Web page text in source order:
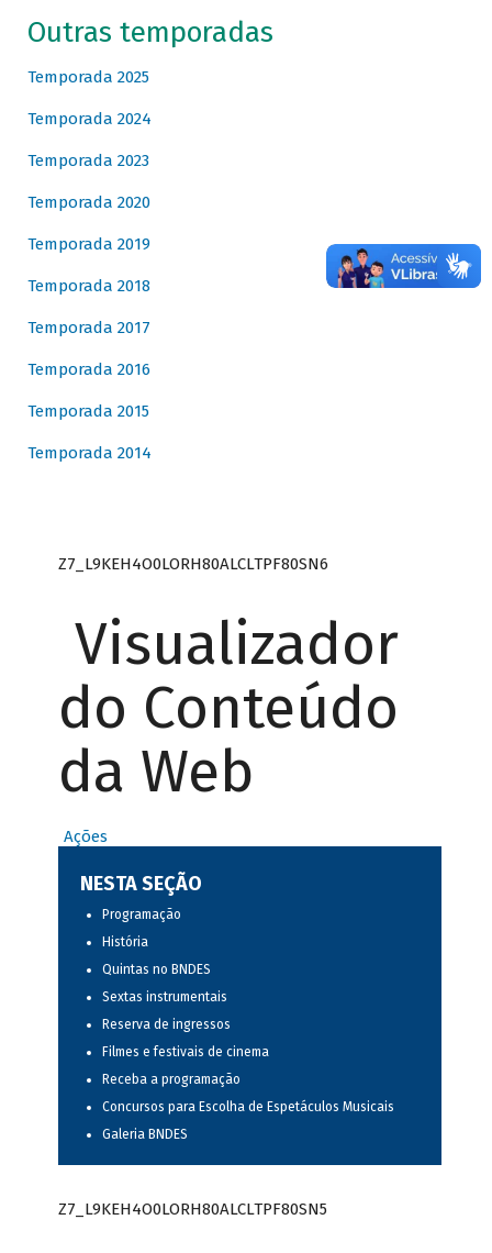
Outras temporadas
Temporada 2025
Temporada 2024
Temporada 2023
Temporada 2020
Temporada 2019
Temporada 2018
Temporada 2017
Temporada 2016
Temporada 2015
Temporada 2014
Z7_L9KEH4O0LORH80ALCLTPF80SN6
Visualizador
do Conteúdo
da Web
Ações
NESTA SEÇÃO
Programação
História
Quintas no BNDES
Sextas instrumentais
Reserva de ingressos
Filmes e festivais de cinema
Receba a programação
Concursos para Escolha de Espetáculos Musicais
Galeria BNDES
Z7_L9KEH4O0LORH80ALCLTPF80SN5